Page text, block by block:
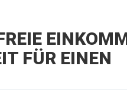
FÜR EINEN